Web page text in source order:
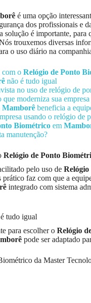
é uma opção
dos profissionais e
solução é importante,
trouxemos diversas
o uso diário na
com o Relógio de Ponto
não é tudo igual
no uso de relógio de
que moderniza sua empresa
Mamborê beneficia a
usando o relógio de
Biométrico em
manutenção?
Relógio de Ponto
pelo uso de
prático faz com que a
integrado com sistema
tudo igual
para escolher o Relógio
pode ser adaptado
da Master